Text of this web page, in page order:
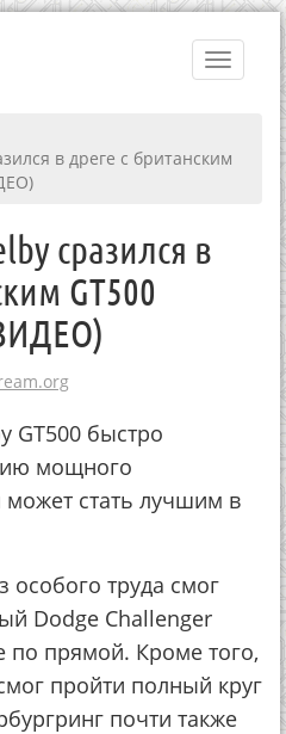
Toggle
в дреге с британским
сразился в
GT500
GT500 быстро
мощного
стать лучшим в
особого труда смог
Dodge Challenger
по прямой. Кроме того,
пройти полный круг
почти также